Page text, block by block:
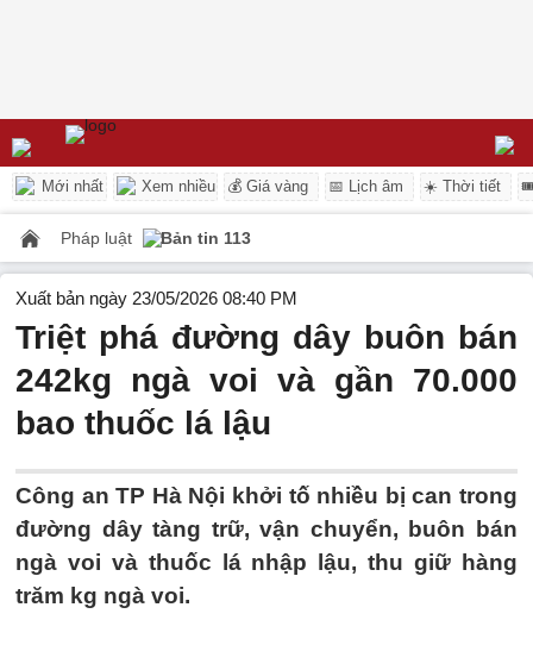
Mới nhất Xem nhiều 💰 Giá vàng 📅 Lịch âm ☀️ Thời tiết
Pháp luật Bản tin 113
Xuất bản ngày 23/05/2026 08:40 PM
Triệt phá đường dây buôn bán
242kg ngà voi và gần 70.000
bao thuốc lá lậu
Công an TP Hà Nội khởi tố nhiều bị can trong
đường dây tàng trữ, vận chuyển, buôn bán
ngà voi và thuốc lá nhập lậu, thu giữ hàng
trăm kg ngà voi.